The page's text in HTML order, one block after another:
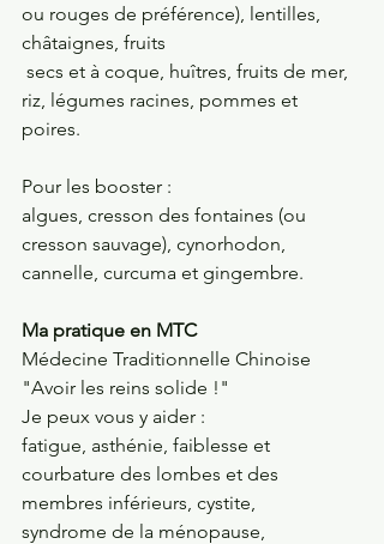
ou rouges de préférence), lentilles,
châtaignes, fruits
riz, légumes racines, pommes et
poires.
Pour les booster :
algues, cresson des fontaines (ou
cresson sauvage), cynorhodon,
cannelle, curcuma et gingembre.
Ma pratique en MTC
Médecine Traditionnelle Chinoise
"Avoir les reins solide !"
Je peux vous y aider :
fatigue, asthénie, faiblesse et
courbature des lombes et des
membres inférieurs, cystite,
syndrome de la ménopause,